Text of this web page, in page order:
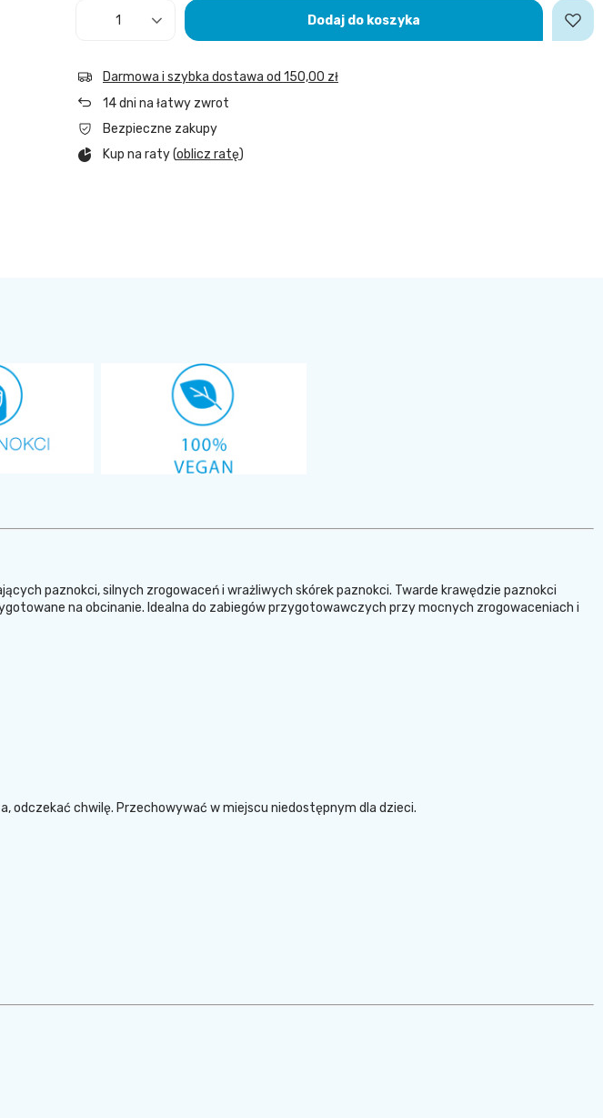
Dodaj do koszyka
Darmowa i szybka dostawa od 150,00 zł
14dni na łatwy zwrot
Bezpieczne zakupy
Kup na raty (oblicz ratę)
paznokci, silnych zrogowaceń i wrażliwych skórek paznokci. Twarde krawędzie paznokci
na obcinanie. Idealna do zabiegów przygotowawczych przy mocnych zrogowaceniach i
odczekać chwilę. Przechowywać w miejscu niedostępnym dla dzieci.